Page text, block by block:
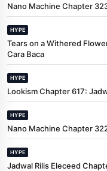
Nano Machine Chapter
HYPE
Tears on a Withered
Cara Baca
HYPE
Lookism Chapter 617:
HYPE
Nano Machine Chapter
HYPE
Jadwal Rilis Eleceed